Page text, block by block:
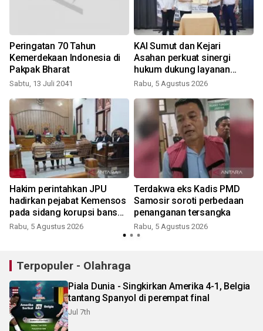
Peringatan 70 Tahun
Kemerdekaan Indonesia di
Pakpak Bharat
Sabtu, 13 Juli 2041
KAI Sumut dan Kejari
Asahan perkuat sinergi
hukum dukung layanan
kereta api
Rabu, 5 Agustus 2026
Hakim perintahkan JPU
hadirkan pejabat Kemensos
pada sidang korupsi bansos
Samosir
Rabu, 5 Agustus 2026
Terdakwa eks Kadis PMD
Samosir soroti perbedaan
penanganan tersangka
Rabu, 5 Agustus 2026
Terpopuler - Olahraga
Piala Dunia - Singkirkan Amerika 4-1, Belgia
tantang Spanyol di perempat final
Jul 7th